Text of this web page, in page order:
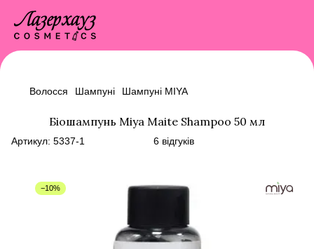
Волосся Шампуні Шампуні MIYA
Біошампунь Miya Maite Shampoo 50 мл
Артикул: 5337-1 6 відгуків
−10%